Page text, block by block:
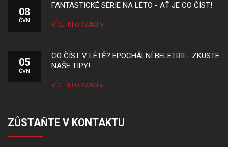
08
ČVN
FANTASTICKÉ SÉRIE NA LÉTO - AŤ JE CO ČÍST!
VÍCE INFORMACÍ
05
ČVN
CO ČÍST V LÉTĚ? EPOCHÁLNÍ BELETRII - ZKUSTE
NAŠE TIPY!
VÍCE INFORMACÍ
ZŮSTAŇTE V KONTAKTU